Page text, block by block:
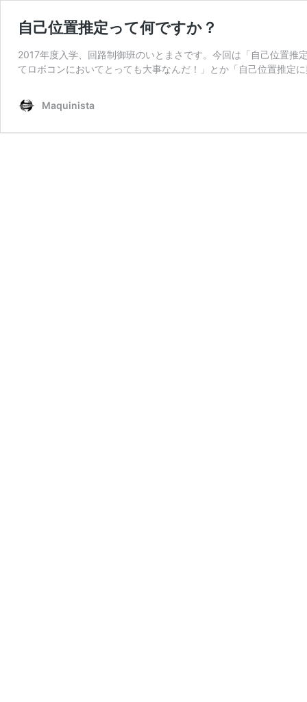
自己位置推定って何ですか？
2017年度入学、回路制御班のいとまさです。今回は「自己位置
てロボコンにおいてとっても大事なんだ！」とか「自己位置推定
Maquinista